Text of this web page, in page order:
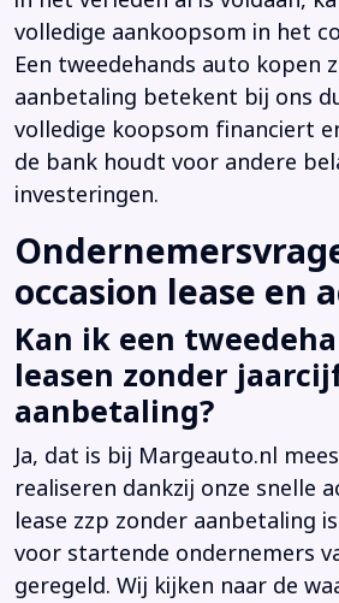
volledige aankoopsom in het
Een tweedehands auto kopen
aanbetaling betekent bij ons
volledige koopsom financiert
de bank houdt voor andere
investeringen.
occasion lease en
Kan ik een
leasen zonder
aanbetaling?
Ja, dat is bij Margeauto.nl
realiseren dankzij onze snelle
lease zzp zonder aanbetaling
voor startende ondernemers
geregeld. Wij kijken naar de